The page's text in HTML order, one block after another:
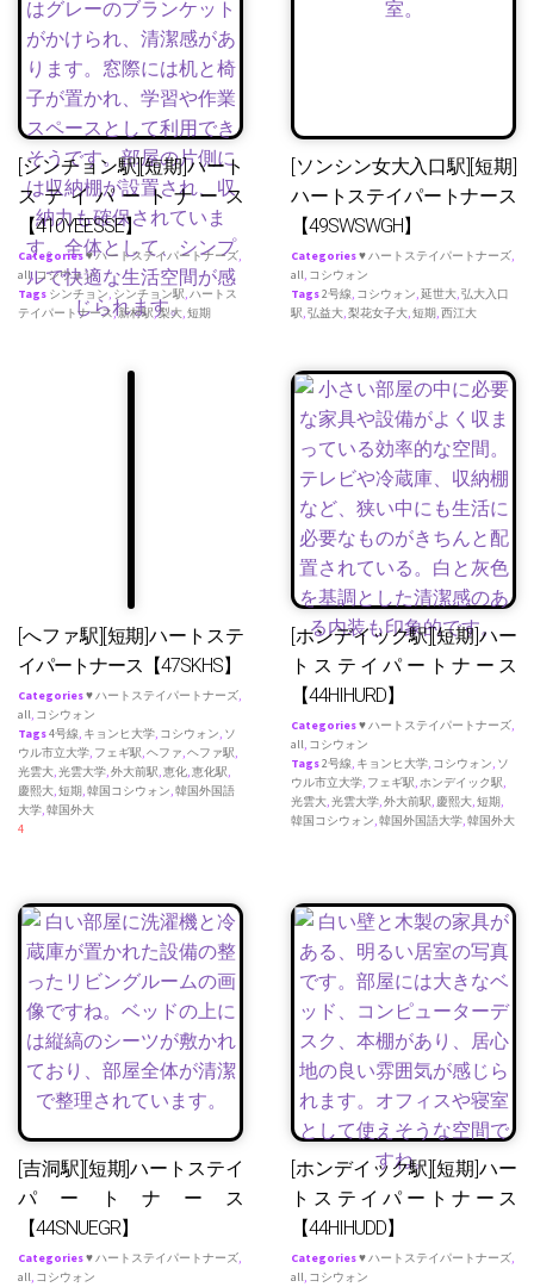
[シンチョン駅][短期]ハート
ステイパートナース
【410YEESSE】
Categories♥ ハートステイパートナーズ,
all,コシウォン
Tags シンチョン, シンチョン駅,ハートス
テイパートナース,新村駅,梨大,短期
[ソンシン女大入口駅][短期]
ハートステイパートナース
【49SWSWGH】
Categories♥ ハートステイパートナーズ,
all, コシウォン
Tags2号線, コシウォン,延世大,弘大入口
駅,弘益大,梨花女子大,短期,西江大
[へファ駅][短期]ハートステ
イパートナース【47SKHS】
Categories♥ ハートステイパートナーズ,
all, コシウォン
Tags4号線, キョンヒ大学, コシウォン, ソ
ウル市立大学, フェギ駅,ヘファ,ヘファ駅,
光雲大,光雲大学,外大前駅,恵化,恵化駅,
慶熙大,短期,韓国コシウォン,韓国外国語
大学,韓国外大
4
[ホンデイック駅][短期]ハー
トステイパートナース
【44HIHURD】
Categories♥ ハートステイパートナーズ,
all, コシウォン
Tags2号線, キョンヒ大学, コシウォン, ソ
ウル市立大学, フェギ駅,ホンデイック駅,
光雲大,光雲大学,外大前駅, 慶熙大,短期,
韓国コシウォン,韓国外国語大学,韓国外大
[吉洞駅][短期]ハートステイ
パートナース
【44SNUEGR】
Categories♥ ハートステイパートナーズ,
all, コシウォン
[ホンデイック駅][短期]ハー
トステイパートナース
【44HIHUDD】
Categories♥ ハートステイパートナーズ,
all, コシウォン